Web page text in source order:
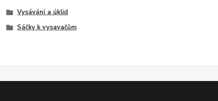
Vysávání a úklid
Sáčky k vysavačům